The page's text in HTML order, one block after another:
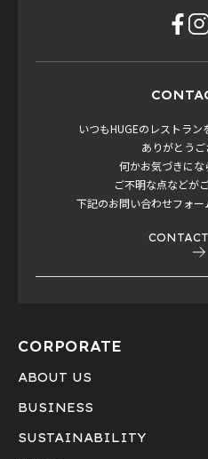
いつもHUGEのレストラ
ありがとうご
何かお気づきにな
ご不明な点などが
下記のお問い合わせフォー
CORPORATE
ABOUT US
BUSINESS
SUSTAINABILITY